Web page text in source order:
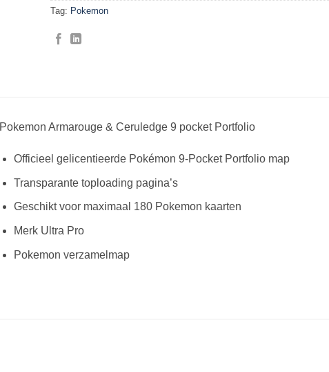
Tag: Pokemon
Pokemon Armarouge & Ceruledge 9 pocket Portfolio
Officieel gelicentieerde Pokémon 9-Pocket Portfolio map
Transparante toploading pagina’s
Geschikt voor maximaal 180 Pokemon kaarten
Merk Ultra Pro
Pokemon verzamelmap